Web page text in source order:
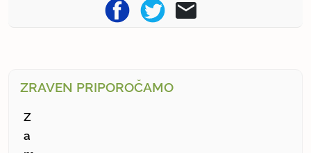
ZRAVEN PRIPOROČAMO
Z
a